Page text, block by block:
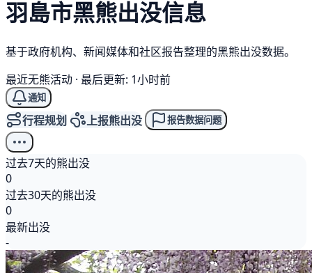
羽島市黑熊出没信息
基于政府机构、新闻媒体和社区报告整理的黑熊出没数据。
最近无熊活动 · 最后更新: 1小时前
通知
行程规划 上报熊出没 报告数据问题
过去7天的熊出没
0
过去30天的熊出没
0
最新出没
-